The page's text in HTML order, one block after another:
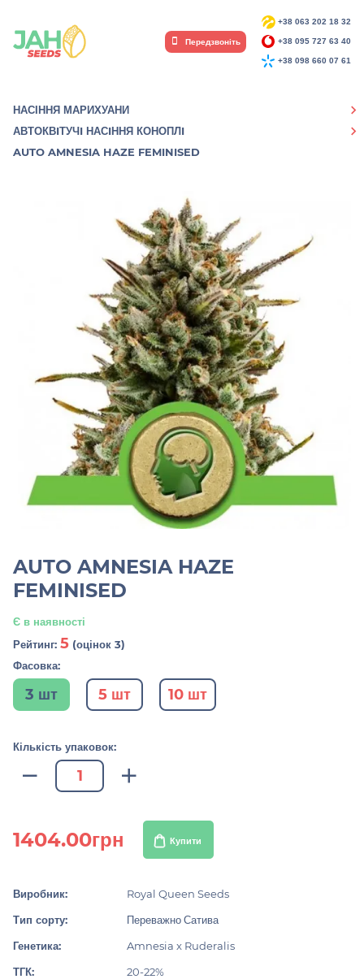
+38 063 202 18 32
+38 095 727 63 40
+38 098 660 07 61
Передзвоніть
НАСІННЯ МАРИХУАНИ
АВТОКВIТУЧI НАСIННЯ КОНОПЛI
AUTO AMNESIA HAZE FEMINISED
AUTO AMNESIA HAZE
FEMINISED
Є в наявності
Рейтинг: 5 (оцінок 3)
Фасовка:
3 шт 5 шт 10 шт
Кількість упаковок:
1404.00грн Купити
Виробник:
Royal Queen Seeds
Тип сорту:
Переважно Сатива
Генетика:
Amnesia x Ruderalis
ТГК:
20-22%